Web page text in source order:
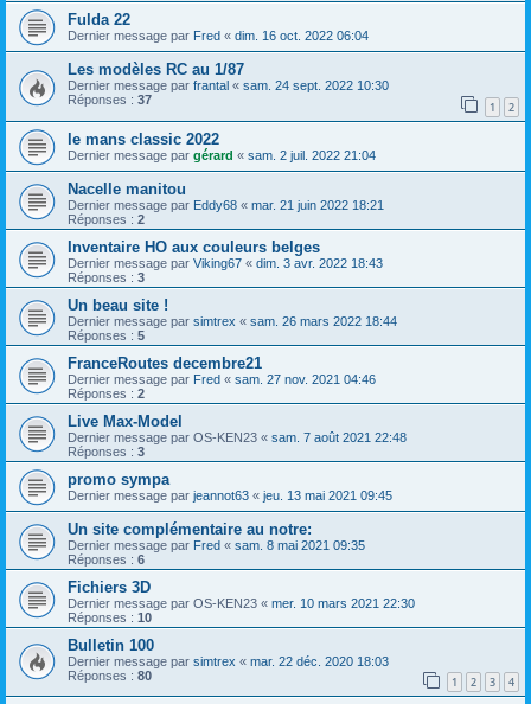
Fulda 22
Dernier message par Fred « dim. 16 oct. 2022 06:04
Les modèles RC au 1/87
Dernier message par frantal « sam. 24 sept. 2022 10:30
Réponses : 37 1 2
le mans classic 2022
Dernier message par gérard « sam. 2 juil. 2022 21:04
Nacelle manitou
Dernier message par Eddy68 « mar. 21 juin 2022 18:21
Réponses : 2
Inventaire HO aux couleurs belges
Dernier message par Viking67 « dim. 3 avr. 2022 18:43
Réponses : 3
Un beau site !
Dernier message par simtrex « sam. 26 mars 2022 18:44
Réponses : 5
FranceRoutes decembre21
Dernier message par Fred « sam. 27 nov. 2021 04:46
Réponses : 2
Live Max-Model
Dernier message par OS-KEN23 « sam. 7 août 2021 22:48
Réponses : 3
promo sympa
Dernier message par jeannot63 « jeu. 13 mai 2021 09:45
Un site complémentaire au notre:
Dernier message par Fred « sam. 8 mai 2021 09:35
Réponses : 6
Fichiers 3D
Dernier message par OS-KEN23 « mer. 10 mars 2021 22:30
Réponses : 10
Bulletin 100
Dernier message par simtrex « mar. 22 déc. 2020 18:03
Réponses : 80 1 2 3 4